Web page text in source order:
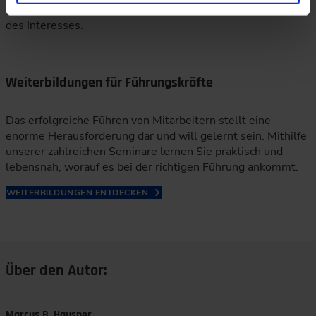
werden: das steht bei der Jobsuche für viele im Mittelpunkt
des Interesses.
Weiterbildungen für Führungskräfte
Das erfolgreiche Führen von Mitarbeitern stellt eine
enorme Herausforderung dar und will gelernt sein. Mithilfe
unserer zahlreichen Seminare lernen Sie praktisch und
lebensnah, worauf es bei der richtigen Führung ankommt.
WEITERBILDUNGEN ENTDECKEN
Über den Autor: